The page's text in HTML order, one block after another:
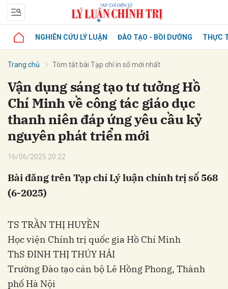
NGHIÊN CỨU LÝ LUẬN ĐÀO TẠO - BỒI DƯỠNG THỰC
Trang chủ Tóm tắt bài Tạp chí in số mới nhất
Vận dụng sáng tạo tư tưởng Hồ
Chí Minh về công tác giáo dục
thanh niên đáp ứng yêu cầu kỷ
nguyên phát triển mới
16/06/2025 20:22
Bài đăng trên Tạp chí Lý luận chính trị số 568
(6-2025)
TS TRẦN THỊ HUYỀN
Học viện Chính trị quốc gia Hồ Chí Minh
ThS ĐINH THỊ THÚY HẢI
Trường Đào tạo cán bộ Lê Hồng Phong, Thành
phố Hà Nội